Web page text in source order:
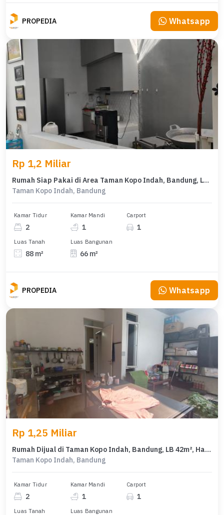
PROPEDIA Whatsapp
Rp 1,2 Miliar
Rumah Siap Pakai di Area Taman Kopo Indah, Bandung, LT 88m²
Taman Kopo Indah, Bandung
Kamar Tidur
2
Kamar Mandi
1
Carport
1
Luas Tanah
88 m²
Luas Bangunan
66 m²
PROPEDIA Whatsapp
Rp 1,25 Miliar
Rumah Dijual di Taman Kopo Indah, Bandung, LB 42m², Harga Terbaik!
Taman Kopo Indah, Bandung
Kamar Tidur
2
Kamar Mandi
1
Carport
1
Luas Tanah Luas Bangunan